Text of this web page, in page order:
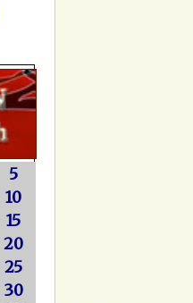
5
10
15
20
25
30